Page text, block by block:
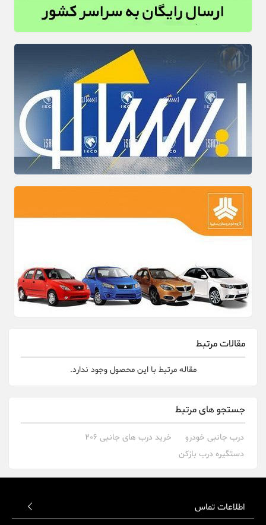
مقالات مرتبط
مقاله مرتبط با این محصول وجود ندارد.
جستجو های مرتبط
درب جانبی خودرو
خرید درب های جانبی 206
دستگیره درب بازکن
اطلاعات تماس